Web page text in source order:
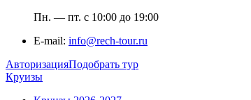
Пн. — пт. с 10:00 до 19:00
E-mail: info@rech-tour.ru
АвторизацияПодобрать тур
Круизы